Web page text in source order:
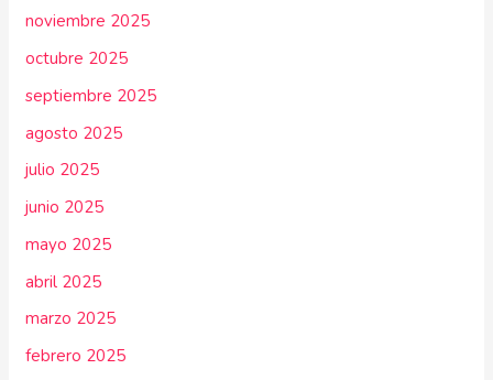
noviembre 2025
octubre 2025
septiembre 2025
agosto 2025
julio 2025
junio 2025
mayo 2025
abril 2025
marzo 2025
febrero 2025